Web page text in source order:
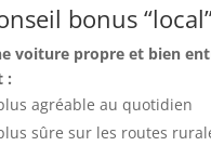
bonus
voiture propre et bien
:
agréable au quotidien
sûre sur les routes